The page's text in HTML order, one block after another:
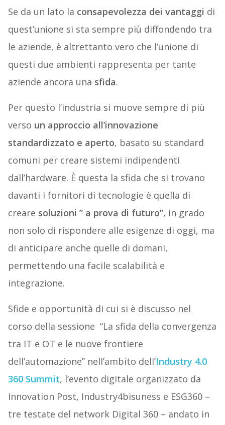
Se da un lato la consapevolezza dei vantaggi di
quest’unione si sta sempre più diffondendo tra
le aziende, è altrettanto vero che l’unione di
questi due ambienti rappresenta per tante
aziende ancora una sfida.
Per questo l’industria si muove sempre di più
verso un approccio all’innovazione
standardizzato e aperto, basato su standard
comuni per creare sistemi indipendenti
dall’hardware. È questa la sfida che si trovano
davanti i fornitori di tecnologie è quella di
creare soluzioni ” a prova di futuro”, in grado
non solo di rispondere alle esigenze di oggi, ma
di anticipare anche quelle di domani,
permettendo una facile scalabilità e
integrazione.
Sfide e opportunità di cui si è discusso nel
corso della sessione “La sfida della convergenza
tra IT e OT e le nuove frontiere
dell’automazione” nell’ambito dell’Industry 4.0
360 Summit, l’evento digitale organizzato da
Innovation Post, Industry4bisuness e ESG360 –
tre testate del network Digital 360 – andato in